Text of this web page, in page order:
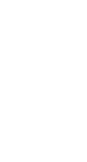
aos favoritos